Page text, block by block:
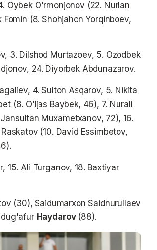
Oybek O'rmonjonov (22. Nurlan
Fomin (8. Shohjahon Yorqinboev,
3. Dilshod Murtazoev, 5. Ozodbek
24. Diyorbek Abdunazarov.
4. Sulton Asqarov, 5. Nikita
(8. O'ljas Baybek, 46), 7. Nurali
Muxametxanov, 72), 16.
(10. David Essimbetov,
15. Ali Turganov, 18. Baxtiyar
(30), Saidumarxon Saidnurullaev
Haydarov (88).